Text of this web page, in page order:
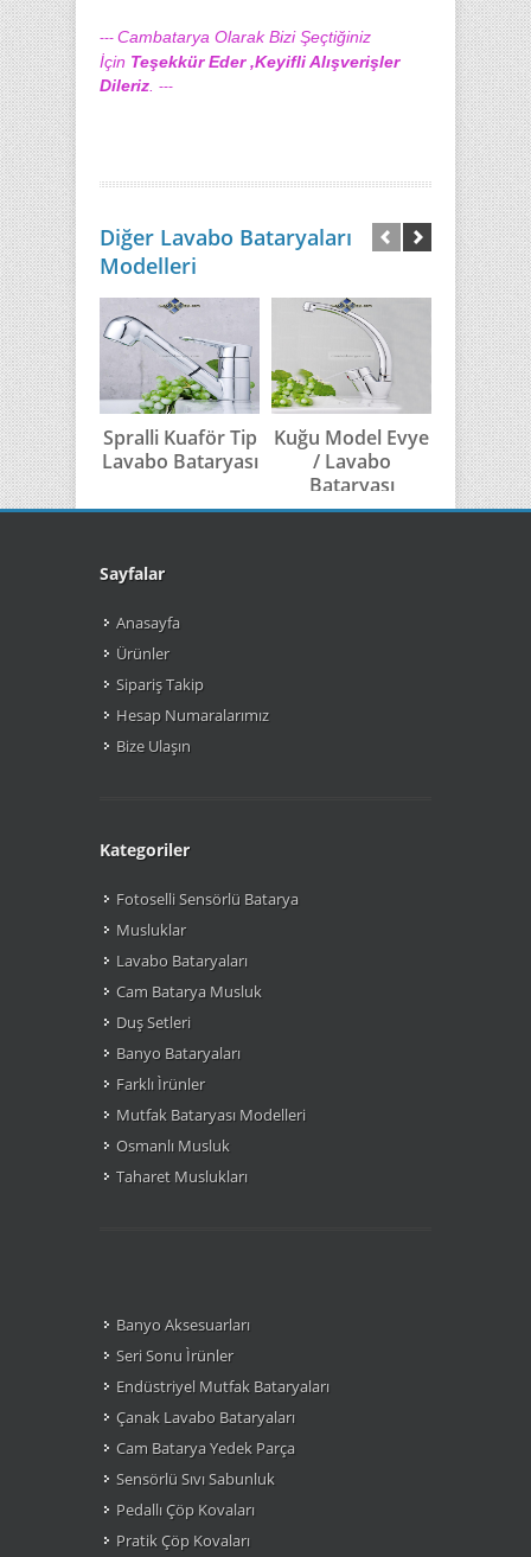
--- Cambatarya Olarak Bizi Şeçtiğiniz
İçin Teşekkür Eder ,Keyifli Alışverişler
Dileriz ---
Diğer Lavabo Bataryaları
Modelleri
Spralli Kuaför Tip
Lavabo Bataryası
Kuğu Model Evye
/ Lavabo
Bataryası
Kuğu
Model
Banyo
Sayfalar
Anasayfa
Ürünler
Sipariş Takip
Hesap Numaralarımız
Bize Ulaşın
Kategoriler
Fotoselli Sensörlü Batarya
Musluklar
Lavabo Bataryaları
Cam Batarya Musluk
Duş Setleri
Banyo Bataryaları
Farklı Ìrünler
Mutfak Bataryası Modelleri
Osmanlı Musluk
Taharet Muslukları
Banyo Aksesuarları
Seri Sonu Ìrünler
Endüstriyel Mutfak Bataryaları
Çanak Lavabo Bataryaları
Cam Batarya Yedek Parça
Sensörlü Sıvı Sabunluk
Pedallı Çöp Kovaları
Pratik Çöp Kovaları